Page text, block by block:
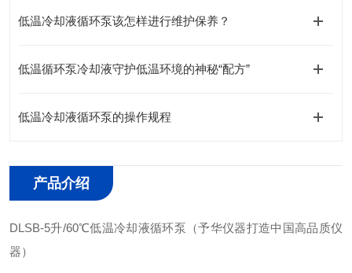
低温冷却液循环泵该怎样进行维护保养？
低温循环泵冷却液守护低温环境的神秘“配方”
低温冷却液循环泵的操作规程
产品介绍
DLSB-5升/60℃低温冷却液循环泵（予华仪器打造中国高品质仪
器）